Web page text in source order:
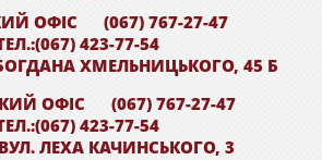
ОФІС
(067) 767-27-47
423-77-54
ХМЕЛЬНИЦЬКОГО, 45 Б
ОФІС
(067) 767-27-47
423-77-54
ЛЕХА КАЧИНСЬКОГО, 3